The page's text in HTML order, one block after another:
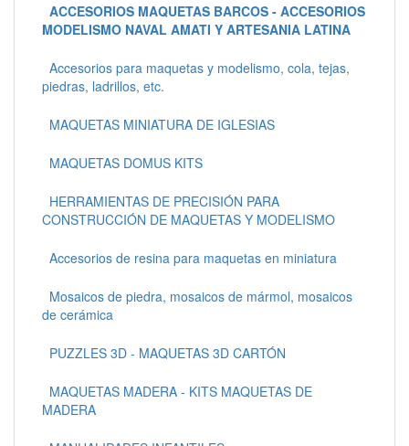
ACCESORIOS MAQUETAS BARCOS - ACCESORIOS
MODELISMO NAVAL AMATI Y ARTESANIA LATINA
Accesorios para maquetas y modelismo, cola, tejas,
piedras, ladrillos, etc.
MAQUETAS MINIATURA DE IGLESIAS
MAQUETAS DOMUS KITS
HERRAMIENTAS DE PRECISIÓN PARA
CONSTRUCCIÓN DE MAQUETAS Y MODELISMO
Accesorios de resina para maquetas en miniatura
Mosaicos de piedra, mosaicos de mármol, mosaicos
de cerámica
PUZZLES 3D - MAQUETAS 3D CARTÓN
MAQUETAS MADERA - KITS MAQUETAS DE
MADERA